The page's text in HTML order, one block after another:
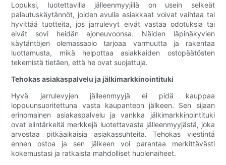
Lopuksi, luotettavilla jälleenmyyjillä on usein selkeät
palautuskäytännöt, joiden avulla asiakkaat voivat vaihtaa tai
hyvittää tuotteita, jos jarrulevyt eivät vastaa odotuksia tai
eivät sovi heidän ajoneuvoonsa. Näiden läpinäkyvien
käytäntöjen olemassaolo tarjoaa varmuutta ja rakentaa
luottamusta, mikä helpottaa asiakkaiden ostopäätösten
tekemistä tietäen, että he ovat suojattuja.
Tehokas asiakaspalvelu ja jälkimarkkinointituki
Hyvä jarrulevyjen jälleenmyyjä ei pidä kauppaa
loppuunsuoritettuna vasta kaupanteon jälkeen. Sen sijaan
erinomainen asiakaspalvelu ja vankka jälkimarkkinointituki
ovat elintärkeitä merkkejä luotettavasta jälleenmyyjästä, joka
arvostaa pitkäaikaisia ​​asiakassuhteita. Tehokas viestintä
ennen ostoa ja sen jälkeen voi parantaa merkittävästi
kokemustasi ja ratkaista mahdolliset huolenaiheet.